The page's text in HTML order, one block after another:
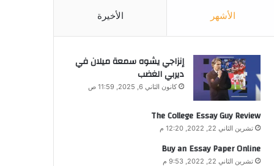
الأشهر الأخيرة
إنزاجي يشوه سمعة ميلان في
ديربي الغضب
كانون الثاني 6, 2025, 11:59 ص
The College Essay Guy Review
تشرين الثاني 22, 2022, 12:20 م
Buy an Essay Paper Online
تشرين الثاني 22, 2022, 9:53 م